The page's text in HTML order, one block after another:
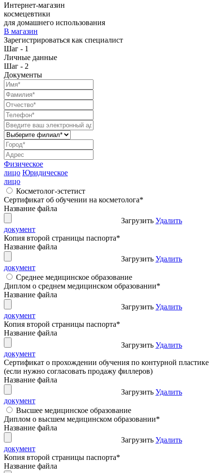
Интернет-магазин
космецевтики
для домашнего использования
В магазин
Зарегистрироваться как специалист
Шаг - 1
Личные данные
Шаг - 2
Документы
Физическое
лицо Юридическое
лицо
Косметолог-эстетист
Сертификат об обучении на косметолога*
Название файла
Загрузить Удалить
документ
Копия второй страницы паспорта*
Название файла
Загрузить Удалить
документ
Среднее медицинское образование
Диплом о среднем медицинском образовании*
Название файла
Загрузить Удалить
документ
Копия второй страницы паспорта*
Название файла
Загрузить Удалить
документ
Сертификат о прохождении обучения по контурной пластике
(если нужно согласовать продажу филлеров)
Название файла
Загрузить Удалить
документ
Высшее медицинское образование
Диплом о высшем медицинском образовании*
Название файла
Загрузить Удалить
документ
Копия второй страницы паспорта*
Название файла